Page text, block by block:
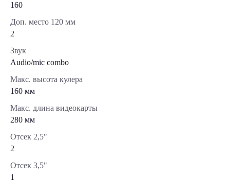
160
Доп. место 120 мм
2
Звук
Audio/mic combo
Макс. высота кулера
160 мм
Макс. длина видеокарты
280 мм
Отсек 2,5"
2
Отсек 3,5"
1